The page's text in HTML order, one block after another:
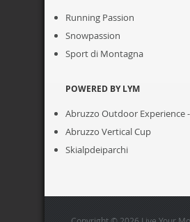
Running Passion
Snowpassion
Sport di Montagna
POWERED BY LYM
Abruzzo Outdoor Experience -
Abruzzo Vertical Cup
Skialpdeiparchi